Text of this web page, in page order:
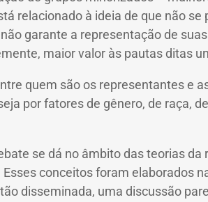
relacionado à ideia de que não
garante a representação de
maior valor às pautas ditas
quem são os representantes e
por fatores de gênero, de raça,
se dá no âmbito das teorias
Esses conceitos foram elaborados
disseminada, uma discussão